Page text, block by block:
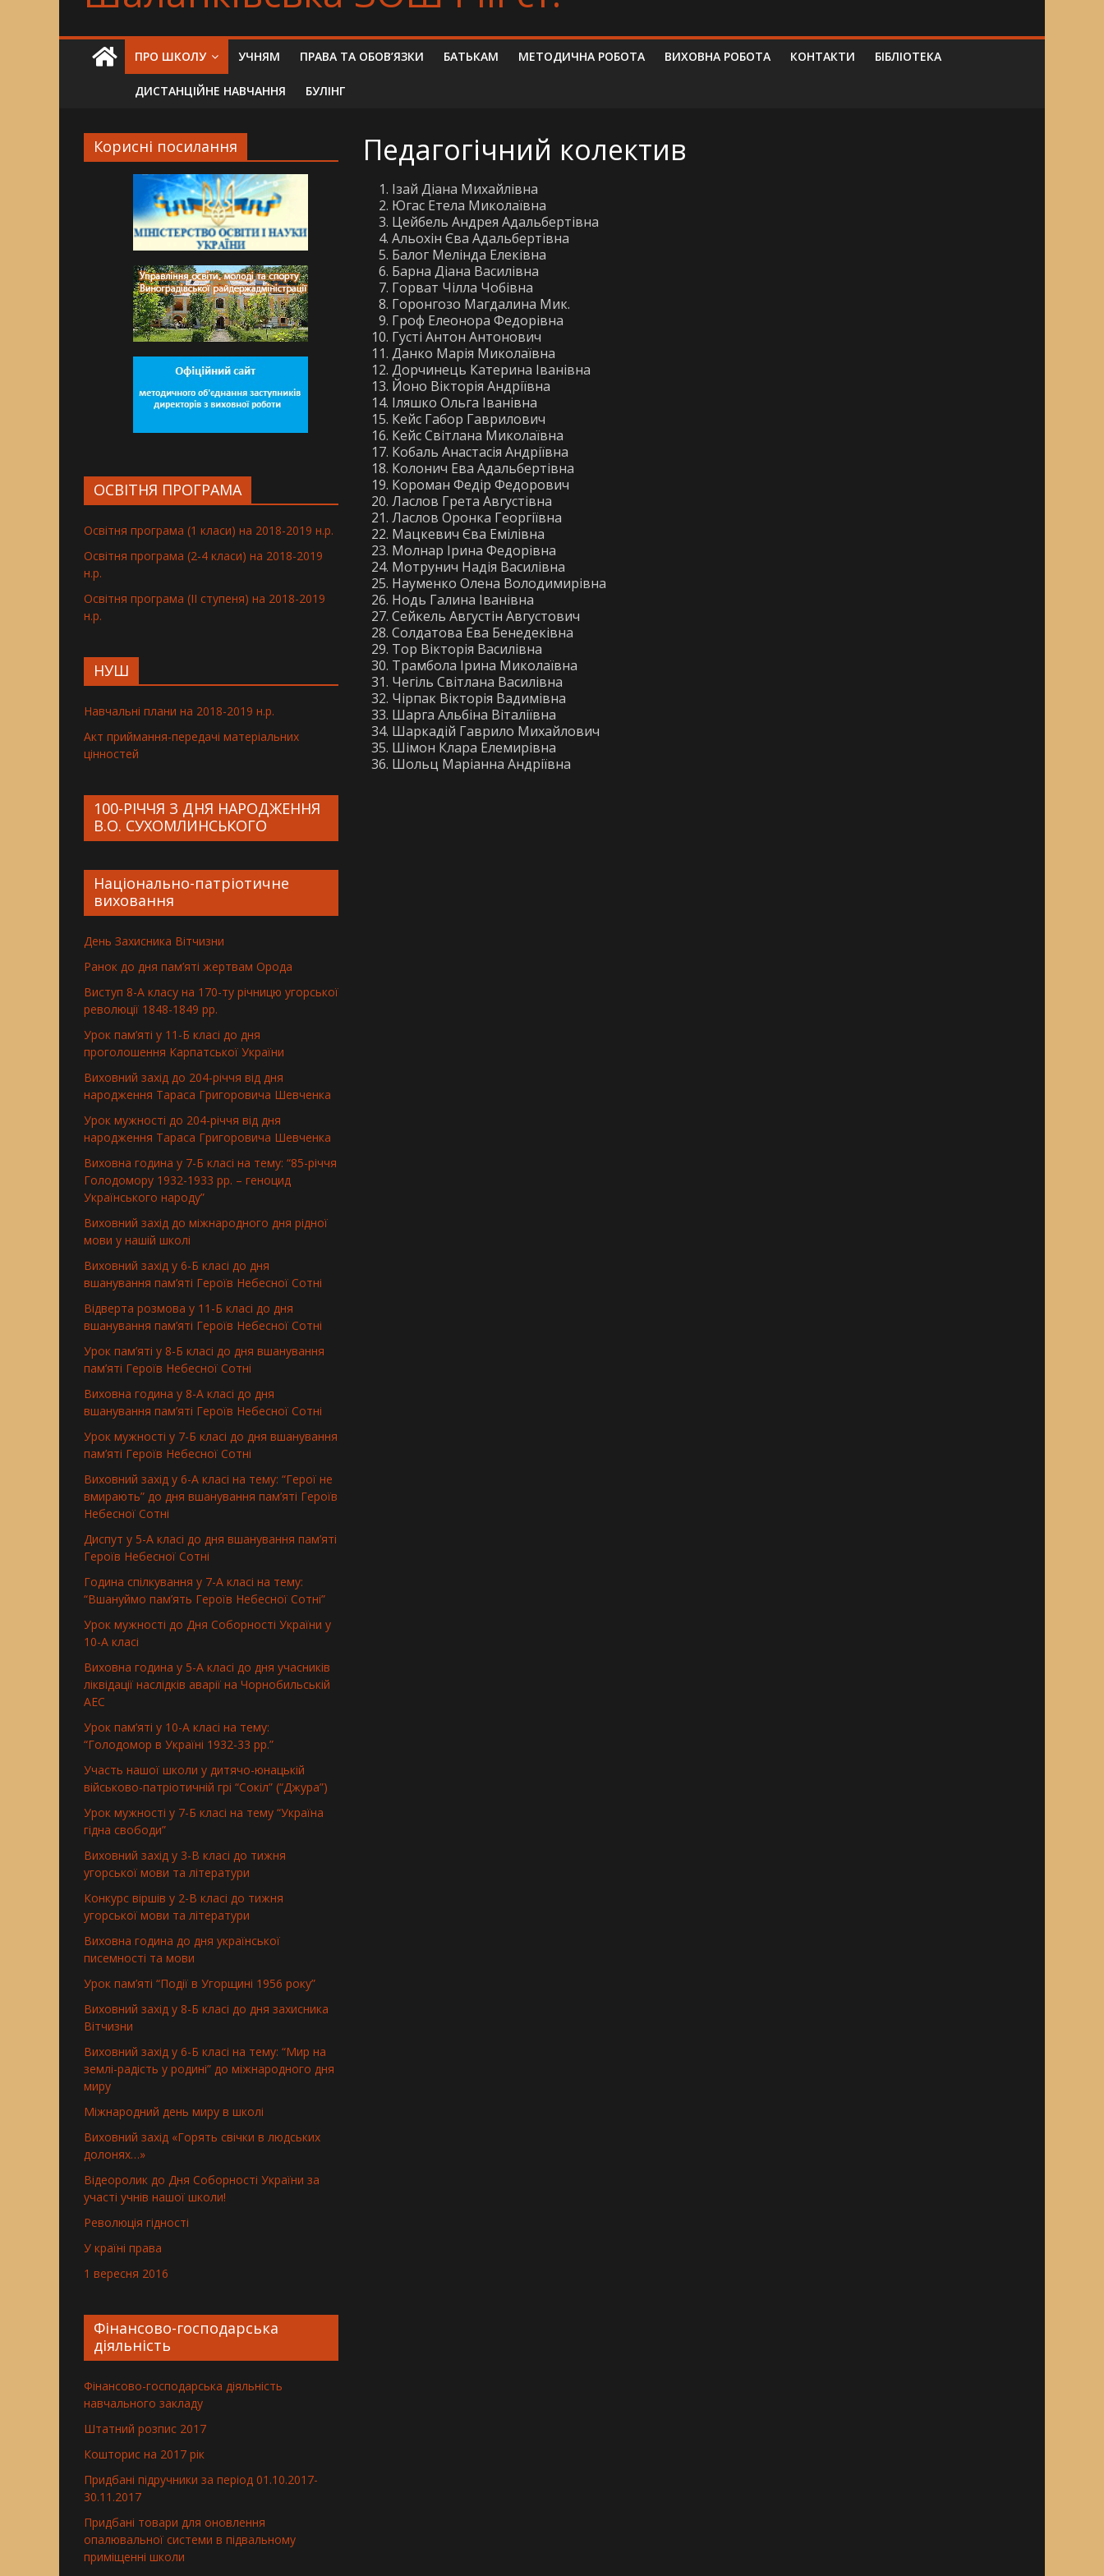
ПРО ШКОЛУ УЧНЯМ ПРАВА ТА ОБОВ’ЯЗКИ БАТЬКАМ МЕТОДИЧНА РОБОТА ВИХОВНА РОБОТА КОНТАКТИ БІБЛІОТЕКА
ДИСТАНЦІЙНЕ НАВЧАННЯ БУЛІНГ
Педагогічний колектив
Ізай Діана Михайлівна
Югас Етела Миколаївна
Цейбель Андрея Адальбертівна
Альохін Єва Адальбертівна
Балог Мелінда Елеківна
Барна Діана Василівна
Горват Чілла Чобівна
Горонгозо Магдалина Мик.
Гроф Елеонора Федорівна
Густі Антон Антонович
Данко Марія Миколаївна
Дорчинець Катерина Іванівна
Йоно Вікторія Андріївна
Іляшко Ольга Іванівна
Кейс Габор Гаврилович
Кейс Світлана Миколаївна
Кобаль Анастасія Андріївна
Колонич Ева Адальбертівна
Короман Федір Федорович
Ласлов Грета Августівна
Ласлов Оронка Георгіївна
Мацкевич Єва Емілівна
Молнар Ірина Федорівна
Мотрунич Надія Василівна
Науменко Олена Володимирівна
Нодь Галина Іванівна
Сейкель Августін Августович
Солдатова Ева Бенедеківна
Тор Вікторія Василівна
Трамбола Ірина Миколаївна
Чегіль Світлана Василівна
Чірпак Вікторія Вадимівна
Шарга Альбіна Віталіївна
Шаркадій Гаврило Михайлович
Шімон Клара Елемирівна
Шольц Маріанна Андріївна
Корисні посилання
ОСВІТНЯ ПРОГРАМА
Освітня програма (1 класи) на 2018-2019 н.р.
Освітня програма (2-4 класи) на 2018-2019
н.р.
Освітня програма (ІІ ступеня) на 2018-2019
н.р.
НУШ
Навчальні плани на 2018-2019 н.р.
Акт приймання-передачі матеріальних
цінностей
100-РІЧЧЯ З ДНЯ НАРОДЖЕННЯ
В.О. СУХОМЛИНСЬКОГО
Національно-патріотичне
виховання
День Захисника Вітчизни
Ранок до дня пам’яті жертвам Орода
Виступ 8-А класу на 170-ту річницю угорської
революції 1848-1849 рр.
Урок пам’яті у 11-Б класі до дня
проголошення Карпатської України
Виховний захід до 204-річчя від дня
народження Тараса Григоровича Шевченка
Урок мужності до 204-річчя від дня
народження Тараса Григоровича Шевченка
Виховна година у 7-Б класі на тему: “85-річчя
Голодомору 1932-1933 рр. – геноцид
Українського народу”
Виховний захід до міжнародного дня рідної
мови у нашій школі
Виховний захід у 6-Б класі до дня
вшанування пам’яті Героїв Небесної Сотні
Відверта розмова у 11-Б класі до дня
вшанування пам’яті Героїв Небесної Сотні
Урок пам’яті у 8-Б класі до дня вшанування
пам’яті Героїв Небесної Сотні
Виховна година у 8-А класі до дня
вшанування пам’яті Героїв Небесної Сотні
Урок мужності у 7-Б класі до дня вшанування
пам’яті Героїв Небесної Сотні
Виховний захід у 6-А класі на тему: “Герої не
вмирають” до дня вшанування пам’яті Героїв
Небесної Сотні
Диспут у 5-А класі до дня вшанування пам’яті
Героїв Небесної Сотні
Година спілкування у 7-А класі на тему:
“Вшануймо пам’ять Героїв Небесної Сотні”
Урок мужності до Дня Соборності України у
10-А класі
Виховна година у 5-А класі до дня учасників
ліквідації наслідків аварії на Чорнобильській
АЕС
Урок пам’яті у 10-А класі на тему:
“Голодомор в Україні 1932-33 рр.”
Участь нашої школи у дитячо-юнацькій
військово-патріотичній грі “Сокіл” (“Джура”)
Урок мужності у 7-Б класі на тему “Україна
гідна свободи”
Виховний захід у 3-В класі до тижня
угорської мови та літератури
Конкурс віршів у 2-В класі до тижня
угорської мови та літератури
Виховна година до дня української
писемності та мови
Урок пам’яті “Події в Угорщині 1956 року”
Виховний захід у 8-Б класі до дня захисника
Вітчизни
Виховний захід у 6-Б класі на тему: “Мир на
землі-радість у родині” до міжнародного дня
миру
Міжнародний день миру в школі
Виховний захід «Горять свічки в людських
долонях…»
Відеоролик до Дня Соборності України за
участі учнів нашої школи!
Революція гідності
У країні права
1 вересня 2016
Фінансово-господарська
діяльність
Фінансово-господарська діяльність
навчального закладу
Штатний розпис 2017
Кошторис на 2017 рік
Придбані підручники за період 01.10.2017-
30.11.2017
Придбані товари для оновлення
опалювальної системи в підвальному
приміщенні школи